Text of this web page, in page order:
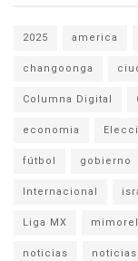
2025 america
changoonga
Columna Digital
economia
fútbol gobierno
Internacional
Liga MX
noticias